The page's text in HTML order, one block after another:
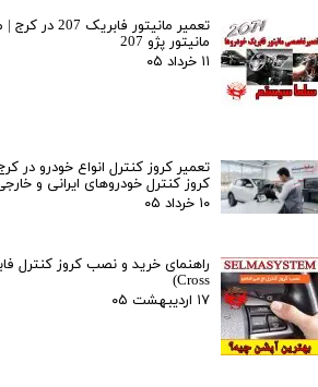
تعمیر مانیتور
مانیتور پژو 207
۱۱ خرداد ۰۵
تعمیر کروز کنترل انواع خودرو در
کروز کنترل خودروهای ایرانی و
۱۰ خرداد ۰۵
Cross)
۱۷ اردیبهشت ۰۵